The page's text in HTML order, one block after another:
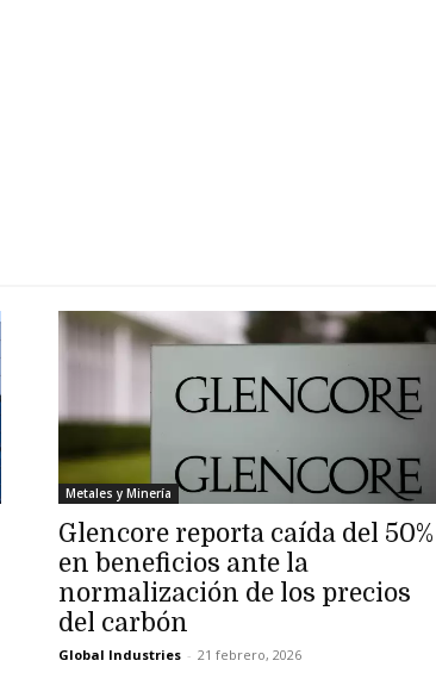
Metales y Minería
Glencore reporta caída del 50%
en beneficios ante la
normalización de los precios
del carbón
Global Industries - 21 febrero, 2026